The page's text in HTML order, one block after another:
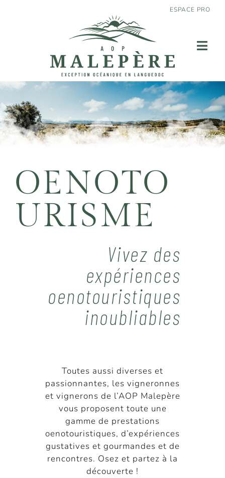
ESPACE PRO
OENOTO
URISME
Vivez des
expériences
oenotouristiques
inoubliables
Toutes aussi diverses et
passionnantes, les vigneronnes
et vignerons de l’AOP Malepère
vous proposent toute une
gamme de prestations
oenotouristiques, d’expériences
gustatives et gourmandes et de
rencontres. Osez et partez à la
découverte !